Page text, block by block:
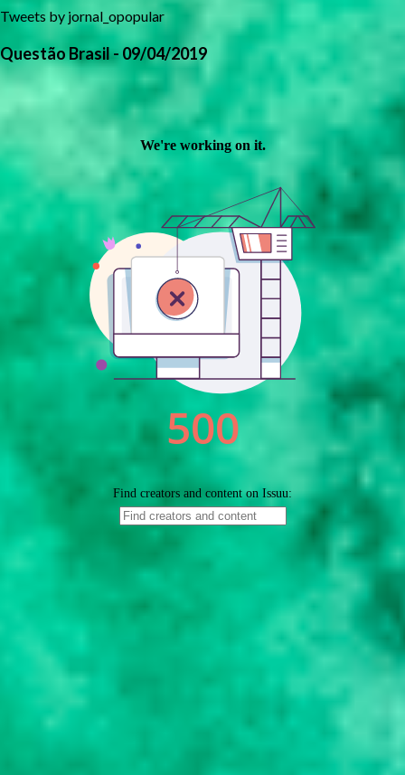
Tweets by jornal_opopular
Questão Brasil - 09/04/2019